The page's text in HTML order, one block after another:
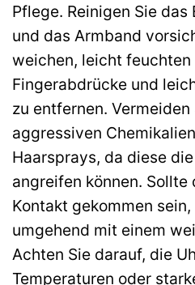
Pflege. Reinigen Sie
und das Armband
weichen, leicht feuchten
Fingerabdrücke und
zu entfernen.
aggressiven
Haarsprays, da diese
angreifen können. Sollte
Kontakt gekommen
umgehend mit einem
Achten Sie darauf, die
Temperaturen oder